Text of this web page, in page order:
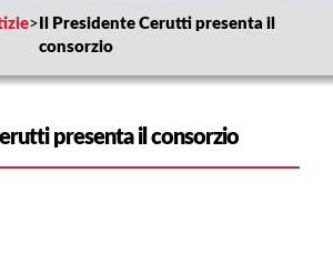
> Il Presidente Cerutti presenta il
consorzio
presenta il consorzio